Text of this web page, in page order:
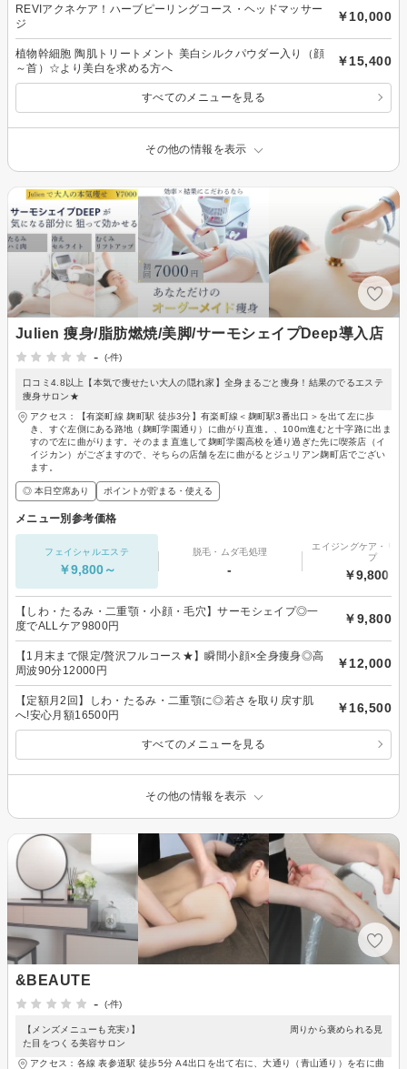
REVIアクネケア！ハーブピーリングコース・ヘッドマッサー
ジ
￥10,000
植物幹細胞 陶肌トリートメント 美白シルクパウダー入り（顔
～首）☆より美白を求める方へ
￥15,400
すべてのメニューを見る
その他の情報を表示
Julien 痩身/脂肪燃焼/美脚/サーモシェイプDeep導入店
-
(-件)
口コミ4.8以上【本気で痩せたい大人の隠れ家】全身まるごと痩身！結果のでるエステ
痩身サロン★
アクセス：【有楽町線 麹町駅 徒歩3分】有楽町線＜麹町駅3番出口＞を出て左に歩
き、すぐ左側にある路地（麹町学園通り）に曲がり直進。、100m進むと十字路に出ま
すので左に曲がります。そのまま直進して麹町学園高校を通り過ぎた先に喫茶店（イ
イジカン）がござますので、そちらの店舗を左に曲がるとジュリアン麹町店でござい
ます。
◎ 本日空席あり ポイントが貯まる・使える
メニュー別参考価格
フェイシャルエステ
￥9,800～
脱毛・ムダ毛処理
-
エイジングケア・リ
プ
￥9,800～
【しわ・たるみ・二重顎・小顔・毛穴】サーモシェイプ◎一
度でALLケア9800円
￥9,800
【1月末まで限定/贅沢フルコース★】瞬間小顔×全身痩身◎高
周波90分12000円
￥12,000
【定額月2回】しわ・たるみ・二重顎に◎若さを取り戻す肌
へ!安心月額16500円
￥16,500
すべてのメニューを見る
その他の情報を表示
&BEAUTE
-
(-件)
【メンズメニューも充実♪】 周りから褒められる見
た目をつくる美容サロン
アクセス：各線 表参道駅 徒歩5分 A4出口を出て右に、大通り（青山通り）を右に曲